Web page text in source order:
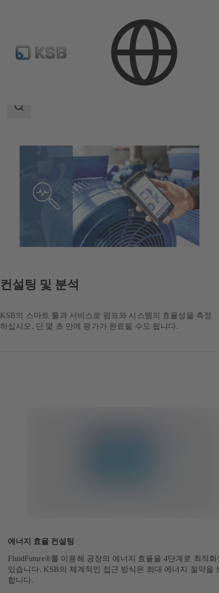
컨설팅 및 분석
검
위
컨설팅 및 분석
KSB의 스마트 툴과 서비스로 펌프와 시스템의 효율성을 측정
하십시오. 단 몇 초 만에 평가가 완료될 수도 됩니다.
에너지 효율 컨설팅
FluidFuture®를 이용해 공장의 에너지 효율을 4단계로 최적화
있습니다. KSB의 체계적인 접근 방식은 최대 에너지 절약을
합니다.